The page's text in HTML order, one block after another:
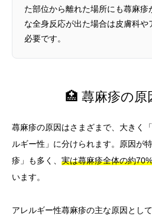
た部位から離れた場所にも蕁麻疹
な全身反応が出た場合は皮膚科
必要です。
🏥 蕁麻疹の原
蕁麻疹の原因はさまざまで、大きく
ルギー性」に分けられます。原因が
疹」も多く、 実は蕁麻疹全体の約
います。
アレルギー性蕁麻疹の主な原因とし